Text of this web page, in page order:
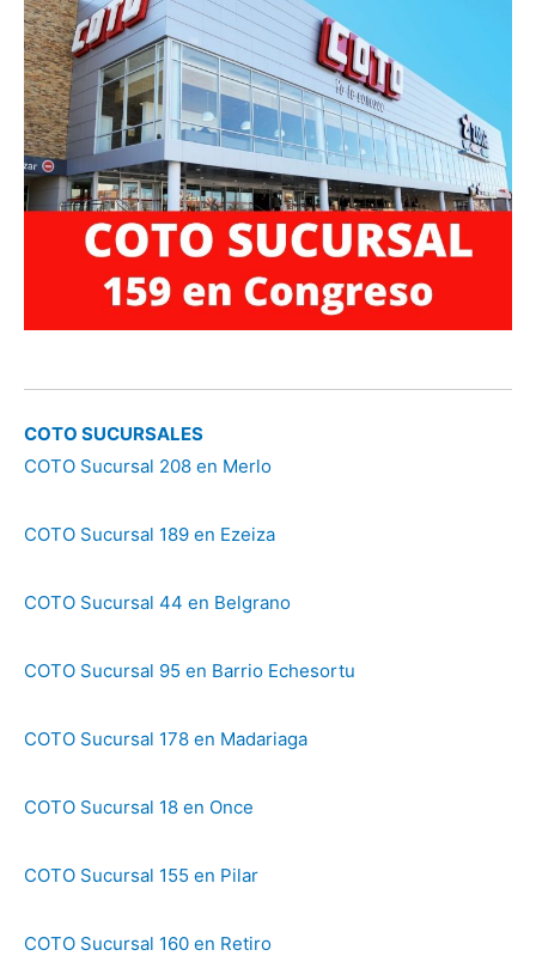
COTO SUCURSALES
COTO Sucursal 208 en Merlo
COTO Sucursal 189 en Ezeiza
COTO Sucursal 44 en Belgrano
COTO Sucursal 95 en Barrio Echesortu
COTO Sucursal 178 en Madariaga
COTO Sucursal 18 en Once
COTO Sucursal 155 en Pilar
COTO Sucursal 160 en Retiro